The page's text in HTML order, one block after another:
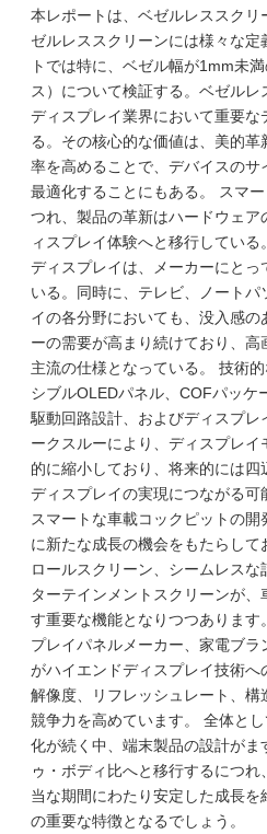
本レポートは、ベゼルレススク
ゼルレススクリーンには様々な
トでは特に、ベゼル幅が1mm未
ス）について検証する。ベゼル
ディスプレイ業界において重要
る。その核心的な価値は、美的
率を高めることで、デバイスの
最適化することにもある。 スマ
つれ、製品の革新はハードウェ
ィスプレイ体験へと移行してい
ディスプレイは、メーカーにと
いる。同時に、テレビ、ノート
イの各分野においても、没入感
ーの需要が高まり続けており、
主流の仕様となっている。 技術
シブルOLEDパネル、COFパッケ
駆動回路設計、およびディスプ
ークスルーにより、ディスプレ
的に縮小しており、将来的には
ディスプレイの実現につながる可
スマートな車載コックピットの
に新たな成長の機会をもたらして
ロールスクリーン、シームレス
ターテインメントスクリーンが
す重要な機能となりつつあります
プレイパネルメーカー、家電ブ
がハイエンドディスプレイ技術
解像度、リフレッシュレート、
競争力を高めています。 全体と
化が続く中、端末製品の設計がま
ゥ・ボディ比へと移行するにつ
当な期間にわたり安定した成長
の重要な特徴となるでしょう。